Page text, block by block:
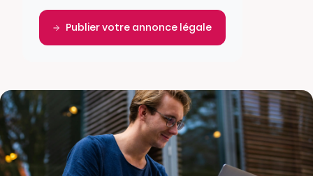
Publier votre annonce légale